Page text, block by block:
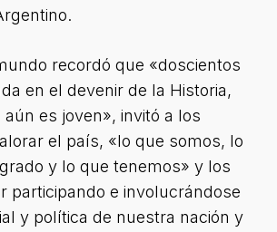
recordó que «doscientos
en el devenir de la Historia,
es joven», invitó a los
el país, «lo que somos, lo
y lo que tenemos» y los
participando e involucrándose
y política de nuestra nación y